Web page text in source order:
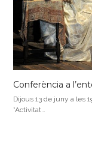
Conferència a
Dijous 13 de juny a les
*Activitat…